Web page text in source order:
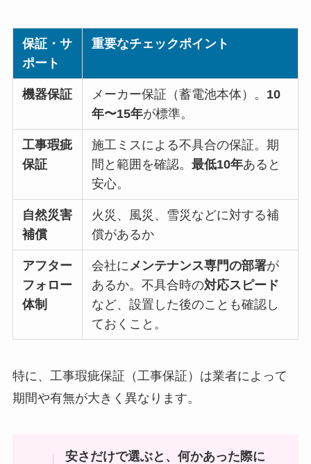
保証・サ
ポート
重要なチェックポイント
機器保証 メーカー保証（蓄電池本体）。 10
年〜15年が標準。
工事瑕疵
保証
施工ミスによる不具合の保証。期
間と範囲を確認。最低10年あると
安心。
自然災害
補償
火災、風災、雪災などに対する補
償があるか
アフター
フォロー
体制
会社に メンテナンス専門の部署が
あるか。不具合時の対応スピード
など、設置した後のことも確認し
ておくこと。
特に、工事瑕疵保証（工事保証）は業者によって
期間や有無が大きく異なります。
安さだけで選ぶと、何かあった際に